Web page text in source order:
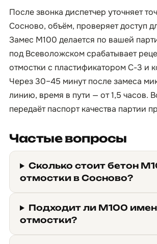
После звонка диспетчер уточняет
Сосново, объём, проверяет доступ
Замес М100 делается по вашей
под Всеволожском срабатывает
отмостки с пластификатором С-3 и
Через 30–45 минут после замеса
линию, время в пути — от 1,5 часов.
передаёт паспорт качества партии
Частые вопросы
Сколько стоит бетон
отмостки в Сосново?
Подходит ли М100
отмостки?